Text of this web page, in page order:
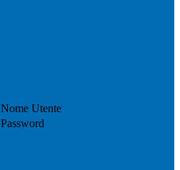
Nome Utente
Password